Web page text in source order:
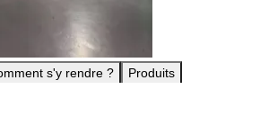
s'y rendre ? Produits